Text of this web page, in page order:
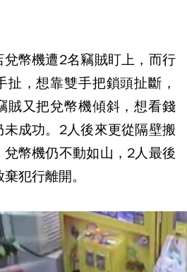
幣機遭2名竊賊盯上，而行
，想靠雙手把鎖頭扯斷，
賊又把兌幣機傾斜，想看錢
成功。2人後來更從隔壁搬
幣機仍不動如山，2人最後
犯行離開。